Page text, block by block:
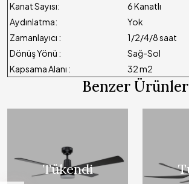
Kanat Sayısı:
6 Kanatlı
Aydınlatma:
Yok
Zamanlayıcı :
1/2/4/8 saat
Dönüş Yönü :
Sağ-Sol
Kapsama Alanı :
32 m2
Benzer Ürünler
Tükendi